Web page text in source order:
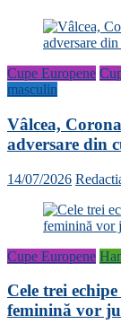
Cupe Europene
masculin
Vâlcea,
adversare din
14/07/2026
Cupe Europene
Cele trei
feminină vor